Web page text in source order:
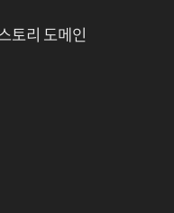
토리 도메인